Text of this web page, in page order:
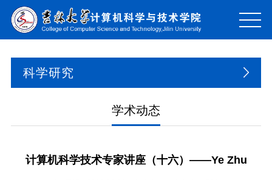
科学研究
学术动态
计算机科学技术专家讲座（十六）——Ye Zhu